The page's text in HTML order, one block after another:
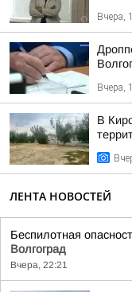
Вчера,
Вчера,
В
ЛЕНТА НОВОСТЕЙ
Беспилотная
Волгоград
Вчера, 22:21